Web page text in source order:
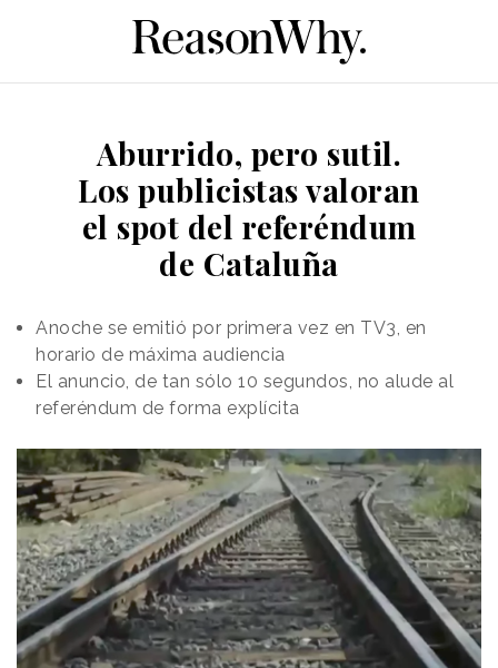
Aburrido, pero sutil.
Los publicistas valoran
el spot del referéndum
de Cataluña
Anoche se emitió por primera vez en TV3, en
horario de máxima audiencia
El anuncio, de tan sólo 10 segundos, no alude al
referéndum de forma explícita